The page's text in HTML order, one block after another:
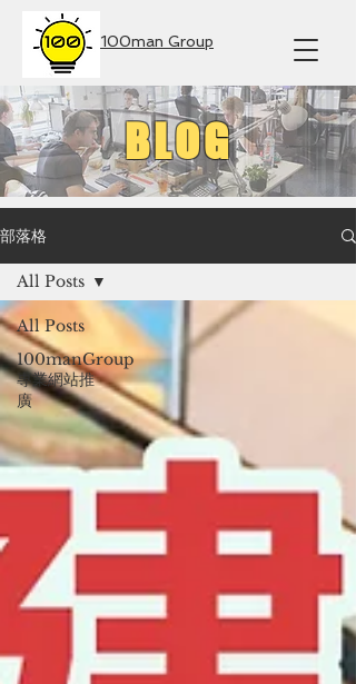
100man Group
BLOG
部落格
All Posts
100manGroup
專業網站推
廣
All Posts